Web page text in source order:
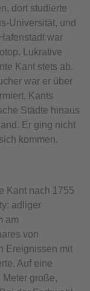
dort studierte
Universität, und
war
Lukrative
Kant stets ab.
war er über
Kants
Städte hinaus
Er ging nicht
kommen.
Kant nach 1755
adliger
am
von
Ereignissen mit
Auf eine
große,